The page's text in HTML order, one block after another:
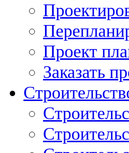
Проект
Заказать